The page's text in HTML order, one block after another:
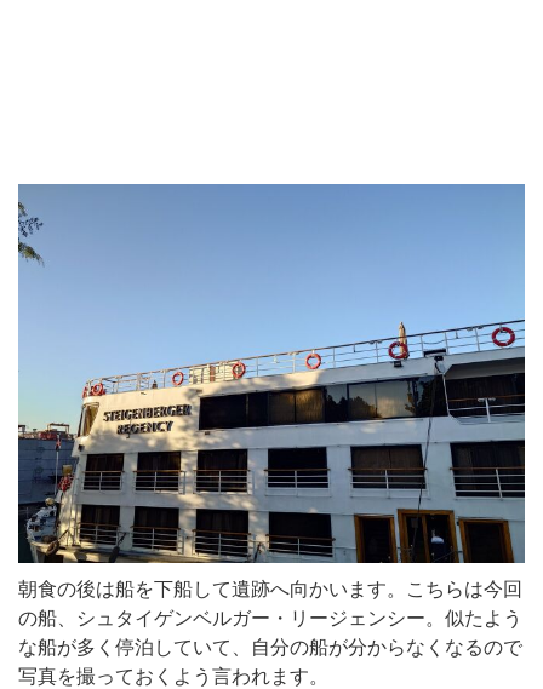
朝食の後は船を下船して遺跡へ向かいます。こちらは今回
の船、シュタイゲンベルガー・リージェンシー。似たよう
な船が多く停泊していて、自分の船が分からなくなるので
写真を撮っておくよう言われます。